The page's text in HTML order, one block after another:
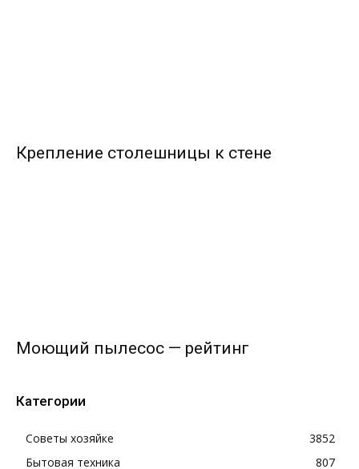
Крепление столешницы к стене
Моющий пылесос — рейтинг
Категории
Советы хозяйке
3852
Бытовая техника
807